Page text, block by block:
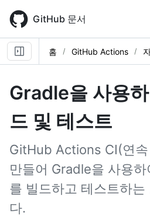
main
content
GitHub 문서
홈 GitHub Actions
Gradle을 사용
드 및 테스트
GitHub Actions CI(연
만들어 Gradle을 사용
를 빌드하고 테스트하는
다.